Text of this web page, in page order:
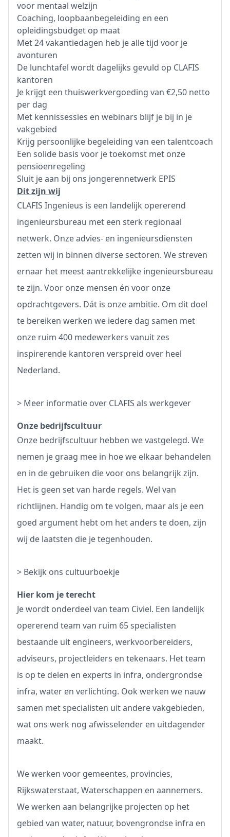
voor mentaal welzijn
Coaching, loopbaanbegeleiding en een
opleidingsbudget op maat
Met 24 vakantiedagen heb je alle tijd voor je
avonturen
De lunchtafel wordt dagelijks gevuld op CLAFIS
kantoren
Je krijgt een thuiswerkvergoeding van €2,50 netto
per dag
Met kennissessies en webinars blijf je bij in je
vakgebied
Krijg persoonlijke begeleiding van een talentcoach
Een solide basis voor je toekomst met onze
pensioenregeling
Sluit je aan bij ons jongerennetwerk EPIS
Dit zijn wij
CLAFIS Ingenieus is een landelijk opererend
ingenieursbureau met een sterk regionaal
netwerk. Onze advies- en ingenieursdiensten
zetten wij in binnen diverse sectoren. We streven
ernaar het meest aantrekkelijke ingenieursbureau
te zijn. Voor onze mensen én voor onze
opdrachtgevers. Dát is onze ambitie. Om dit doel
te bereiken werken we iedere dag samen met
onze ruim 400 medewerkers vanuit zes
inspirerende kantoren verspreid over heel
Nederland.
> Meer informatie over CLAFIS als werkgever
Onze bedrijfscultuur
Onze bedrijfscultuur hebben we vastgelegd. We
nemen je graag mee in hoe we elkaar behandelen
en in de gebruiken die voor ons belangrijk zijn.
Het is geen set van harde regels. Wel van
richtlijnen. Handig om te volgen, maar als je een
goed argument hebt om het anders te doen, zijn
wij de laatsten die je tegenhouden.
> Bekijk ons cultuurboekje
Hier kom je terecht
Je wordt onderdeel van team Civiel. Een landelijk
opererend team van ruim 65 specialisten
bestaande uit engineers, werkvoorbereiders,
adviseurs, projectleiders en tekenaars. Het team
is op te delen en experts in infra, ondergrondse
infra, water en verlichting. Ook werken we nauw
samen met specialisten uit andere vakgebieden,
wat ons werk nog afwisselender en uitdagender
maakt.
We werken voor gemeentes, provincies,
Rijkswaterstaat, Waterschappen en aannemers.
We werken aan belangrijke projecten op het
gebied van water, natuur, bovengrondse infra en